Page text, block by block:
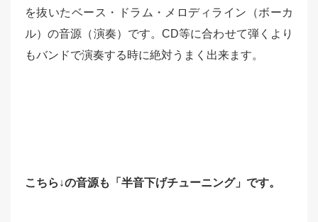
を抜いたベース・ドラム・メロディライン（ボーカ
ル）の音源（演奏）です。CD等に合わせて弾くより
もバンドで演奏する時に絶対うまく出来ます。
こちら↓の音源も「半音下げチューニング」です。